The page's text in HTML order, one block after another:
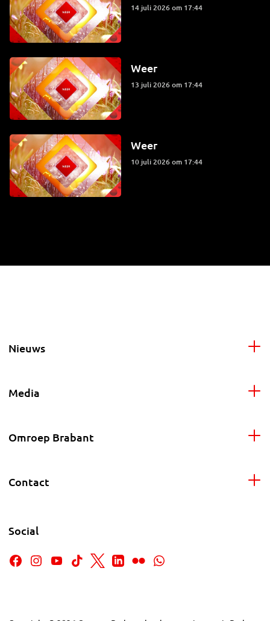
14 juli 2026 om 17:44
Weer
13 juli 2026 om 17:44
Weer
10 juli 2026 om 17:44
Nieuws
Media
Omroep Brabant
Contact
Social